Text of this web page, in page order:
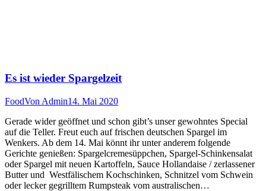
Es ist wieder Spargelzeit
FoodVon Admin14. Mai 2020
Gerade wider geöffnet und schon gibt’s unser gewohntes Special
auf die Teller. Freut euch auf frischen deutschen Spargel im
Wenkers. Ab dem 14. Mai könnt ihr unter anderem folgende
Gerichte genießen: Spargelcremesüppchen, Spargel-Schinkensalat
oder Spargel mit neuen Kartoffeln, Sauce Hollandaise / zerlassener
Butter und Westfälischem Kochschinken, Schnitzel vom Schwein
oder lecker gegrilltem Rumpsteak vom australischen…